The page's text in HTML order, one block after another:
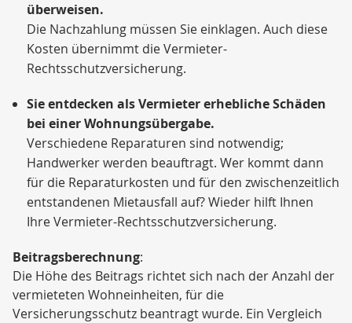
überweisen.
Die Nachzahlung müssen Sie einklagen. Auch diese
Kosten übernimmt die Vermieter-
Rechtsschutzversicherung.
Sie entdecken als Vermieter erhebliche Schäden
bei einer Wohnungsübergabe.
Verschiedene Reparaturen sind notwendig;
Handwerker werden beauftragt. Wer kommt dann
für die Reparaturkosten und für den zwischenzeitlich
entstandenen Mietausfall auf? Wieder hilft Ihnen
Ihre Vermieter-Rechtsschutzversicherung.
Beitragsberechnung:
Die Höhe des Beitrags richtet sich nach der Anzahl der
vermieteten Wohneinheiten, für die
Versicherungsschutz beantragt wurde. Ein Vergleich